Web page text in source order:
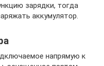
зарядки, тогда
аккумулятор.
напрямую к